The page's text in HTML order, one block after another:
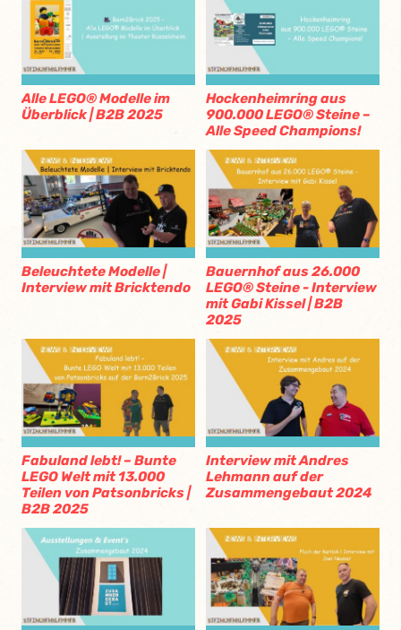
Alle LEGO® Modelle im
Überblick | B2B 2025
Hockenheimring aus
900.000 LEGO® Steine –
Alle Speed Champions!
Beleuchtete Modelle |
Interview mit Bricktendo
Bauernhof aus 26.000
LEGO® Steine - Interview
mit Gabi Kissel | B2B
2025
Fabuland lebt! – Bunte
LEGO Welt mit 13.000
Teilen von Patsonbricks |
B2B 2025
Interview mit Andres
Lehmann auf der
Zusammengebaut 2024